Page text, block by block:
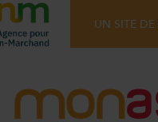
UN SITE DE